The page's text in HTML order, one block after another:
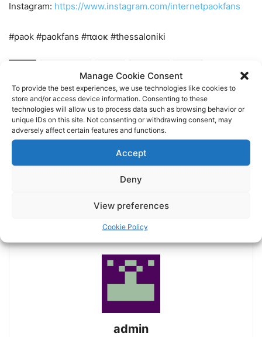
Manage Cookie Consent
To provide the best experiences, we use technologies like cookies to
store and/or access device information. Consenting to these
technologies will allow us to process data such as browsing behavior or
unique IDs on this site. Not consenting or withdrawing consent, may
adversely affect certain features and functions.
Accept
Deny
View preferences
Cookie Policy
Instagram: https://www.instagram.com/internetpaokfans
#paok #paokfans #παοκ #thessaloniki
νοοτροπία” – PAOK TV
#paoktoday #football
admin